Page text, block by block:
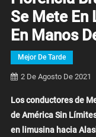
Se Mete En
En Manos
Mejor De Tarde
2 De Agosto De 2021
Los conductores de
de América Sin
en limusina hacia